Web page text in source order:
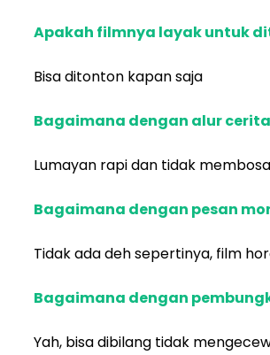
Apakah filmnya layak untuk
Bisa ditonton kapan saja
Bagaimana dengan alur
Lumayan rapi dan tidak
Bagaimana dengan pesan
Tidak ada deh sepertinya, film
Bagaimana dengan
Yah, bisa dibilang tidak